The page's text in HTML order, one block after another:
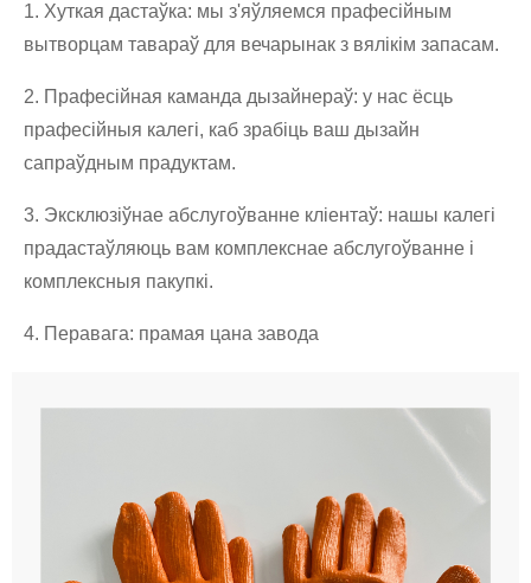
1. Хуткая дастаўка: мы з'яўляемся прафесійным
вытворцам тавараў для вечарынак з вялікім запасам.
2. Прафесійная каманда дызайнераў: у нас ёсць
прафесійныя калегі, каб зрабіць ваш дызайн
сапраўдным прадуктам.
3. Эксклюзіўнае абслугоўванне кліентаў: нашы калегі
прадастаўляюць вам комплекснае абслугоўванне і
комплексныя пакупкі.
4. Перавага: прамая цана завода